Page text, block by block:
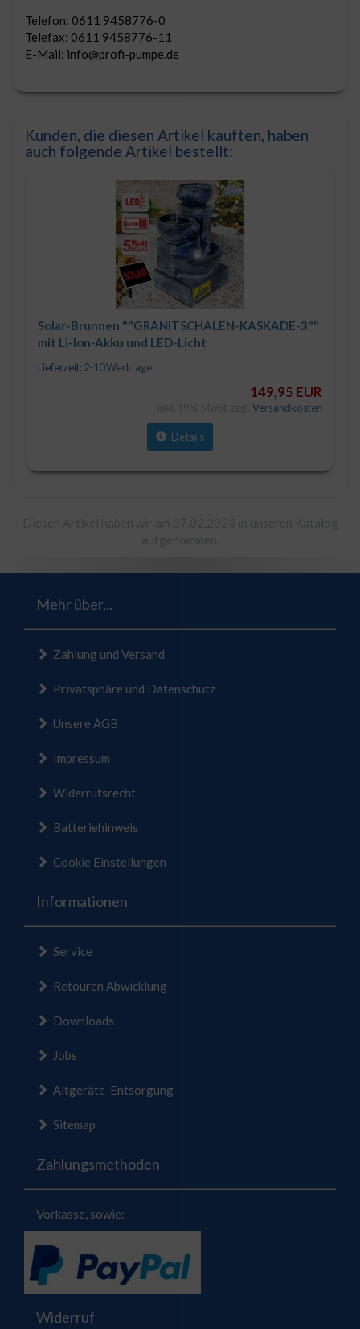
Telefon: 0611 9458776-0
Telefax: 0611 9458776-11
E-Mail: info@profi-pumpe.de
Kunden, die diesen Artikel kauften, haben
auch folgende Artikel bestellt:
Solar-Brunnen ""GRANITSCHALEN-KASKADE-3""
mit Li-Ion-Akku und LED-Licht
Lieferzeit: 2-10 Werktage
149,95 EUR
Versandkosten
Details
Mehr über...
Zahlung und Versand
Privatsphäre und Datenschutz
Unsere AGB
Impressum
Widerrufsrecht
Batteriehinweis
Cookie Einstellungen
Informationen
Service
Retouren Abwicklung
Downloads
Jobs
Altgeräte-Entsorgung
Sitemap
Zahlungsmethoden
Vorkasse, sowie:
Widerruf